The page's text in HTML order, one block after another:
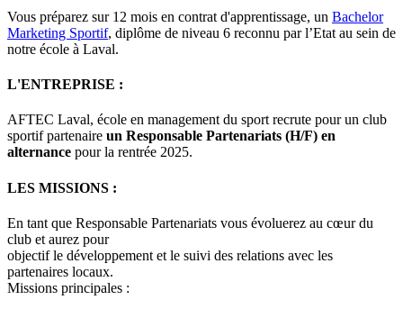
Vous préparez sur 12 mois en contrat d'apprentissage, un Bachelor
Marketing Sportif, diplôme de niveau 6 reconnu par l’Etat au sein de
notre école à Laval.
L'ENTREPRISE :
AFTEC Laval, école en management du sport recrute pour un club
sportif partenaire un Responsable Partenariats (H/F) en
alternance pour la rentrée 2025.
LES MISSIONS :
En tant que Responsable Partenariats vous évoluerez au cœur du
club et aurez pour
objectif le développement et le suivi des relations avec les
partenaires locaux.
Missions principales :